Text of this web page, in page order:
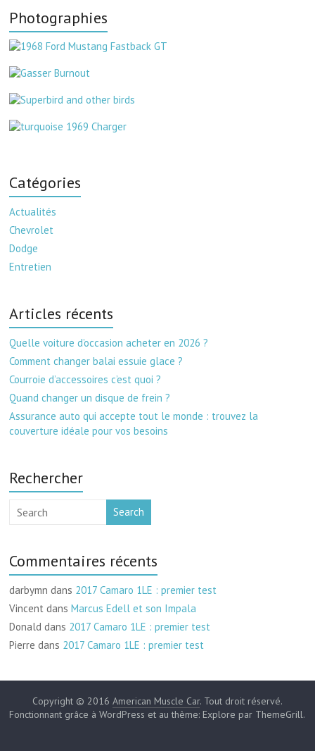
Photographies
Catégories
Actualités
Chevrolet
Dodge
Entretien
Articles récents
Quelle voiture d’occasion acheter en 2026 ?
Comment changer balai essuie glace ?
Courroie d’accessoires c’est quoi ?
Quand changer un disque de frein ?
Assurance auto qui accepte tout le monde : trouvez la
couverture idéale pour vos besoins
Rechercher
Search
Commentaires récents
darbymn dans 2017 Camaro 1LE : premier test
Vincent dansMarcus Edell et son Impala
Donald dans 2017 Camaro 1LE : premier test
Pierre dans 2017 Camaro 1LE : premier test
Copyright © 2016 American Muscle Car. Tout droit réservé.
Fonctionnant grâce à WordPress et au thème: Explore par ThemeGrill.